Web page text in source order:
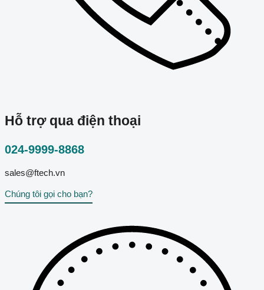
Hỗ trợ qua điện thoại
024-9999-8868
sales@ftech.vn
Chúng tôi gọi cho bạn?